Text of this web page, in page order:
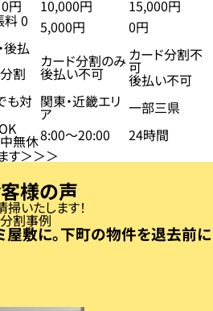
円 10,000円
15,000円
料 0 5,000円
0円
後払
割
カード分割のみ
後払い不可
カード分割不
可
後払い不可
も対 関東・近畿エリ
ア
一部三県
無休8:00〜20:00
24時間
す
様の声
いたします！
割事例
敷に。下町の物件を退去前に